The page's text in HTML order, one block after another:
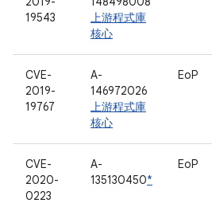
19543
上游程式庫
核心
CVE-
2019-
19767
A-
146972026
上游程式庫
核心
EoP
CVE-
2020-
0223
A-
135130450*
EoP